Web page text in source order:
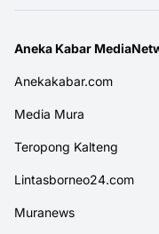
Aneka Kabar
Anekakabar.com
Media Mura
Teropong Kalteng
Lintasborneo24.com
Muranews